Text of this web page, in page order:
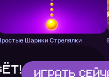
Шарики Стрелялки
Играть